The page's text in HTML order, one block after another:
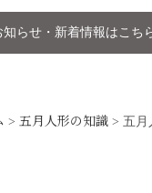
知らせ・新着情報はこち
> 五月人形の知識 > 五月